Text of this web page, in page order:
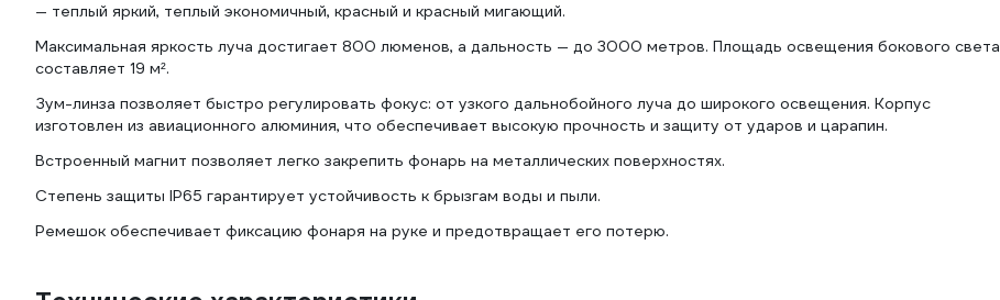
— теплый яркий, теплый экономичный, красный и красный мигающий.
Максимальная яркость луча достигает 800 люменов, а дальность — до 3000 метров. Площадь освещения бокового света
составляет 19 м².
Зум-линза позволяет быстро регулировать фокус: от узкого дальнобойного луча до широкого освещения. Корпус
изготовлен из авиационного алюминия, что обеспечивает высокую прочность и защиту от ударов и царапин.
Встроенный магнит позволяет легко закрепить фонарь на металлических поверхностях.
Степень защиты IP65 гарантирует устойчивость к брызгам воды и пыли.
Ремешок обеспечивает фиксацию фонаря на руке и предотвращает его потерю.